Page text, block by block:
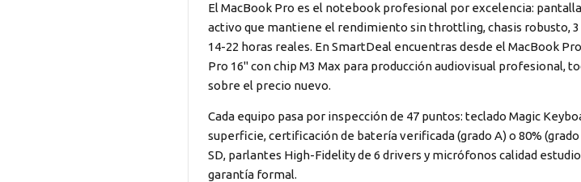
El MacBook Pro es el notebook profesional por excelencia:
activo que mantiene el rendimiento sin throttling, chasis robusto,
14-22 horas reales. En SmartDeal encuentras desde el MacBook
Pro 16" con chip M3 Max para producción audiovisual profesional,
sobre el precio nuevo.
Cada equipo pasa por inspección de 47 puntos: teclado Magic
superficie, certificación de batería verificada (grado A) o 80%
SD, parlantes High-Fidelity de 6 drivers y micrófonos calidad
garantía formal.